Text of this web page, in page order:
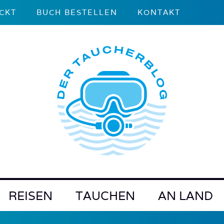
BUCH BESTELLEN KONTAKT
REISEN TAUCHEN AN LAND